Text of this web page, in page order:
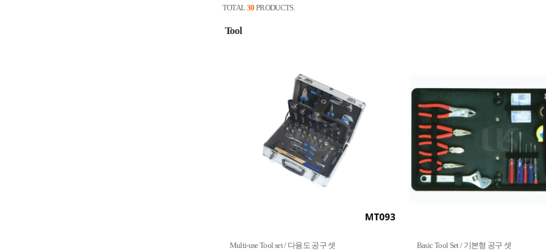
TOTAL 30 PRODUCTS.
Tool
Multi-use Tool set / 다용도 공구 셋 Basic Tool Set / 기본형 공구 셋